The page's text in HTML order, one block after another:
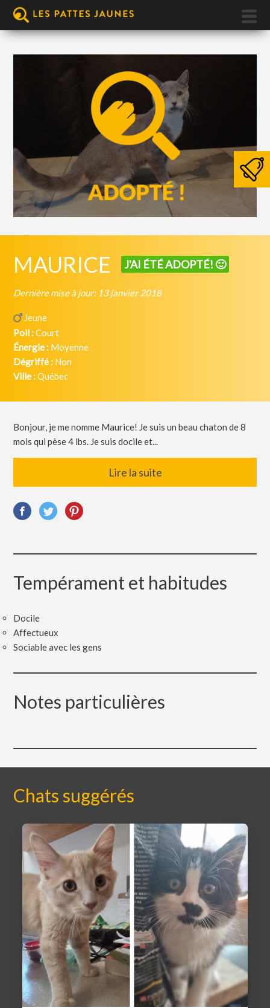
MAURICE J'AI ÉTÉ ADOPTÉ! 🙂
Dernière mise à jour: 13 janvier 2018
Jeune
Poil :Court
Énergie : Moyenne
Dégriffé : Non
Ville :Québec
Bonjour, je me nomme Maurice! Je suis un beau chaton de 8
mois qui pèse 4 lbs. Je suis docile et...
Lire la suite
Tempérament et habitudes
Docile
Affectueux
Sociable avec les gens
Notes particulières
Chats suggérés